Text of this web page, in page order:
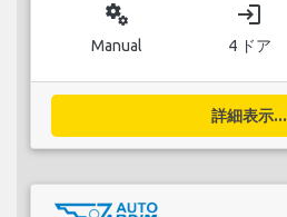
miscellaneous_services
Manual
login
4 ドア
詳細表示...